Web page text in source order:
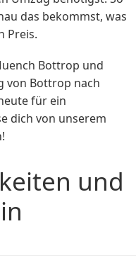
das bekommst, was
Preis.
Bottrop und
von Bottrop nach
für ein
dich von unserem
und